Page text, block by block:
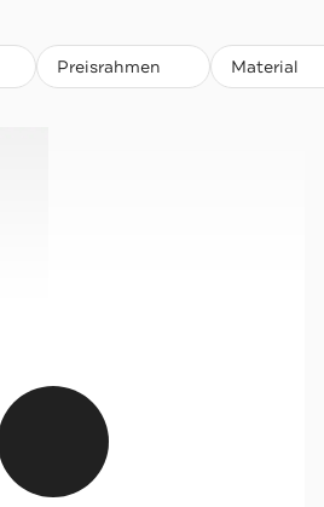
Preisrahmen Material